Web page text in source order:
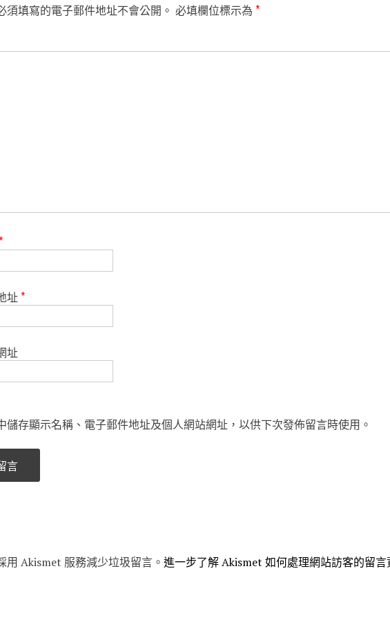
須填寫的電子郵件地址不會公開。 必填欄位標示為 *
址*
址
儲存顯示名稱、電子郵件地址及個人網站網址，以供下次發佈留言時使用。
用 Akismet 服務減少垃圾留言。 進一步了解 Akismet 如何處理網站訪客的留言